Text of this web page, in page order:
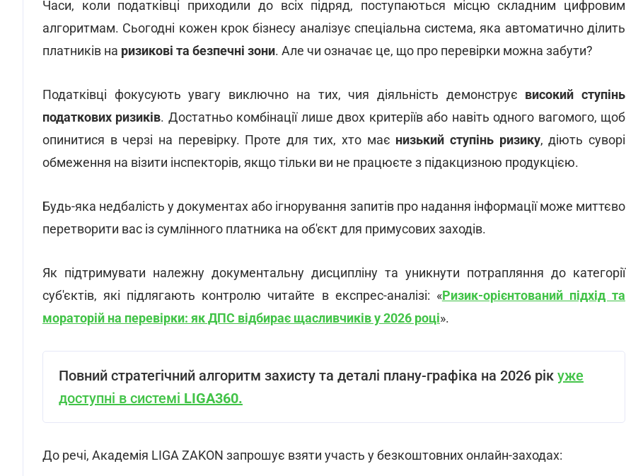
Часи, коли податківці приходили до всіх підряд, поступаються місцю складним цифровим
алгоритмам. Сьогодні кожен крок бізнесу аналізує спеціальна система, яка автоматично ділить
платників на ризикові та безпечні зони. Але чи означає це, що про перевірки можна забути?
Податківці фокусують увагу виключно на тих, чия діяльність демонструє високий ступінь
податкових ризиків. Достатньо комбінації лише двох критеріїв або навіть одного вагомого, щоб
опинитися в черзі на перевірку. Проте для тих, хто має низький ступінь ризику, діють суворі
обмеження на візити інспекторів, якщо тільки ви не працюєте з підакцизною продукцією.
Будь-яка недбалість у документах або ігнорування запитів про надання інформації може миттєво
перетворити вас із сумлінного платника на об'єкт для примусових заходів.
Як підтримувати належну документальну дисципліну та уникнути потрапляння до категорії
суб'єктів, які підлягають контролю читайте в експрес-аналізі: «Ризик-орієнтований підхід та
мораторій на перевірки: як ДПС відбирає щасливчиків у 2026 році».
Повний стратегічний алгоритм захисту та деталі плану-графіка на 2026 рік уже
доступні в системі LIGA360.
До речі, Академія LIGA ZAKON запрошує взяти участь у безкоштовних онлайн-заходах: